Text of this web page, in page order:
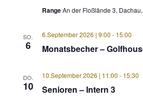
RangeAn der Floßlände 3,
SO.
6 Monatsbecher –
6.September 2026 | 9:00 - 15:00
DO.
10 Senioren – Intern 3
10.September 2026 | 11:00 - 15:30